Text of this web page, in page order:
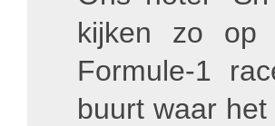
kijken zo op
Formule-1
buurt waar